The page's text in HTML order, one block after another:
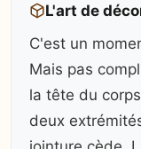
L'art de
C'est un
Mais pas
la tête du
deux